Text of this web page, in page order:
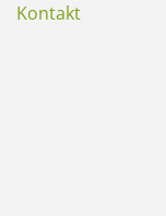
Kontakt